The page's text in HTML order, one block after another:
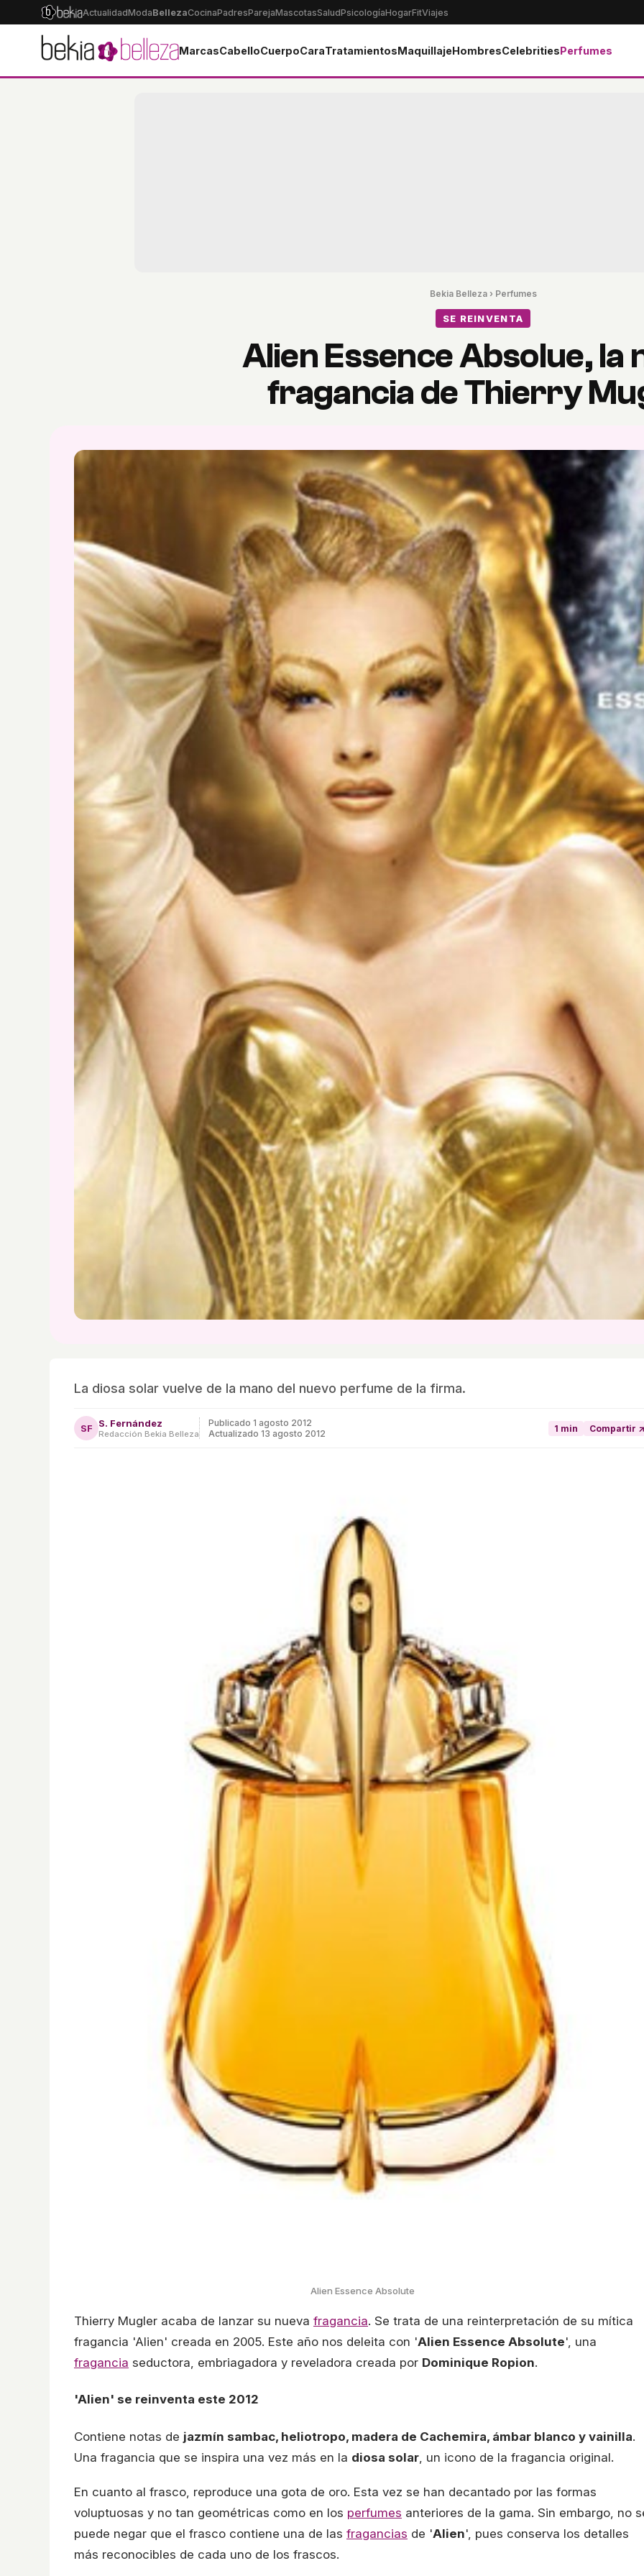
ActualidadModaBellezaCocinaPadresParejaMascotasSaludPsicologíaHogarFitViajes
MarcasCabelloCuerpoCaraTratamientosMaquillajeHombresCelebritiesPerfumes
Bekia Belleza› Perfumes
SE REINVENTA
Alien Essence Absolue, la
fragancia de Thierry
La diosa solar vuelve de la mano del nuevo perfume de la firma.
SF S. Fernández
Redacción Bekia Belleza
Publicado 1 agosto 2012
Actualizado 13 agosto 2012
1 min Compartir ↗
Alien Essence Absolute
Thierry Mugler acaba de lanzar su nueva fragancia. Se trata de una reinterpretación de su mítica
fragancia 'Alien' creada en 2005. Este año nos deleita con 'Alien Essence Absolute', una
fragancia seductora, embriagadora y reveladora creada por Dominique Ropion.
'Alien' se reinventa este 2012
Contiene notas de jazmín sambac, heliotropo, madera de Cachemira, ámbar blanco y vainilla.
Una fragancia que se inspira una vez más en la diosa solar, un icono de la fragancia original.
En cuanto al frasco, reproduce una gota de oro. Esta vez se han decantado por las formas
voluptuosas y no tan geométricas como en los perfumes anteriores de la gama. Sin embargo, no
puede negar que el frasco contiene una de las fragancias de 'Alien', pues conserva los detalles
más reconocibles de cada uno de los frascos.